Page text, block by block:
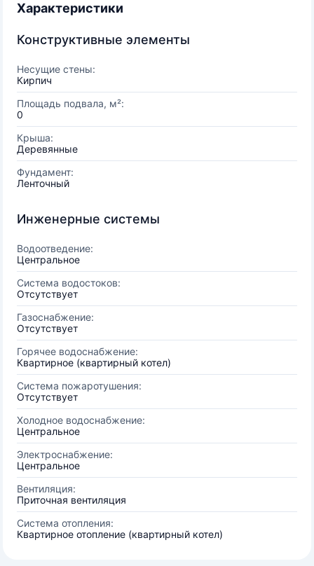
Характеристики
Конструктивные элементы
Несущие стены:
Кирпич
Площадь подвала, м²:
0
Крыша:
Деревянные
Фундамент:
Ленточный
Инженерные системы
Водоотведение:
Центральное
Система водостоков:
Отсутствует
Газоснабжение:
Отсутствует
Горячее водоснабжение:
Квартирное (квартирный котел)
Система пожаротушения:
Отсутствует
Холодное водоснабжение:
Центральное
Электроснабжение:
Центральное
Вентиляция:
Приточная вентиляция
Система отопления:
Квартирное отопление (квартирный котел)